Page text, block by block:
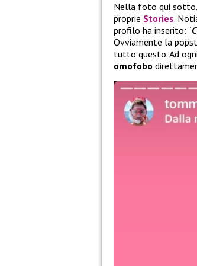
Nella foto qui sotto,
proprie Stories.
profilo ha inserito: “
Ovviamente la
tutto questo. Ad
omofobo